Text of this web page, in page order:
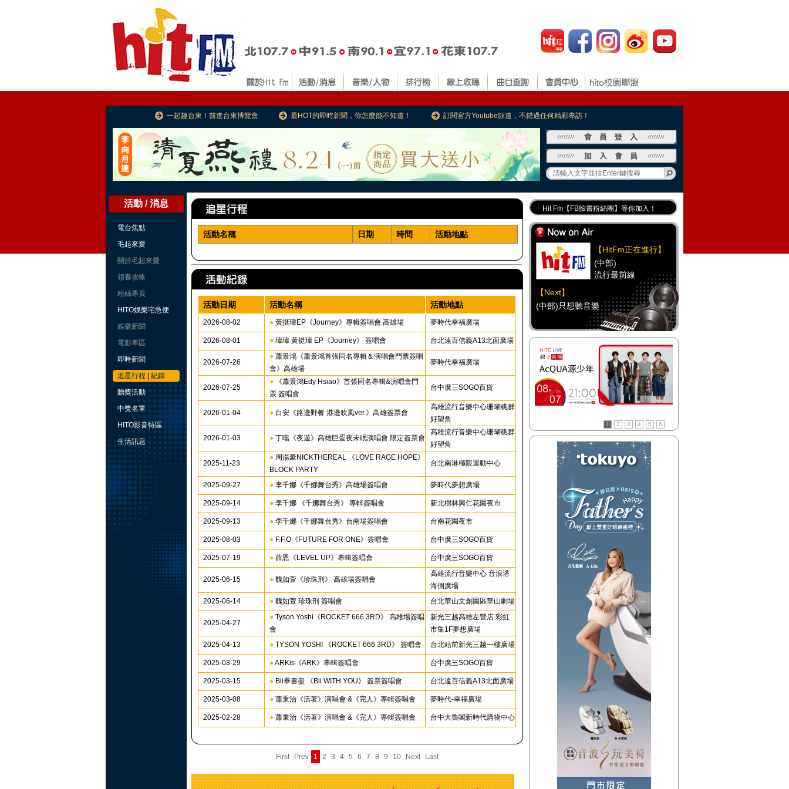
一起趣台東！前進台東博覽會 最HOT的即時新聞，你怎麼能不知道！ 訂閱官方Youtube頻道，不錯過任何精彩專訪！
活動 / 消息
電台焦點
毛起來愛
關於毛起來愛
領養攻略
粉絲專頁
HITO娛樂宅急便
娛樂新聞
電影專區
即時新聞
追星行程 | 紀錄
贈獎活動
中獎名單
HITO影音特區
生活訊息
活動名稱 日期 時間 活動地點
活動日期 活動名稱 活動地點
2026-08-02 ● 黃挺瑋EP《Journey》專輯簽唱會 高雄場 夢時代幸福廣場
2026-08-01 ● 瑋瑋 黃挺瑋 EP《Journey》 簽唱會 台北遠百信義A13北面廣場
2026-07-26
● 蕭景鴻《蕭景鴻首張同名專輯＆演唱會門票簽唱
會》高雄場
夢時代幸福廣場
2026-07-25
●
《蕭景鴻Edy Hsiao》首張同名專輯&演唱會門
票 簽唱會
台中廣三SOGO百貨
2026-01-04 ● 白安《路邊野餐 港邊吹風ver.》高雄簽票會
高雄流行音樂中心珊瑚礁群
好望角
2026-01-03 ● 丁噹《夜遊》高雄巨蛋夜未眠演唱會 限定簽票會
高雄流行音樂中心珊瑚礁群
好望角
2025-11-23
● 周湯豪NICKTHEREAL 《LOVE RAGE HOPE》
BLOCK PARTY
台北南港極限運動中心
2025-09-27 ● 李千娜《千娜舞台秀》高雄場簽唱會 夢時代夢想廣場
2025-09-14 ● 李千娜 《千娜舞台秀》 專輯簽唱會 新北樹林興仁花園夜市
2025-09-13 ● 李千娜《千娜舞台秀》台南場簽唱會 台南花園夜市
2025-08-03 ● F.F.O《FUTURE FOR ONE》簽唱會 台中廣三SOGO百貨
2025-07-19 ● 薛恩《LEVEL UP》專輯簽唱會 台中廣三SOGO百貨
2025-06-15 ● 魏如萱《珍珠刑》 高雄場簽唱會
高雄流行音樂中心 音浪塔
海側廣場
2025-06-14
● 魏如萱 珍珠刑 簽唱會 台北華山文創園區華山劇場
2025-04-27
● Tyson Yoshi《ROCKET 666 3RD》 高雄場簽唱
會
新光三越高雄左營店 彩虹
市集1F夢想廣場
2025-04-13
● TYSON YOSHI 《ROCKET 666 3RD》 簽唱會 台北站前新光三越一樓廣場
2025-03-29 ●ARKis《ARK》專輯簽唱會 台中廣三SOGO百貨
2025-03-15 ● Bii畢書盡 《Bii WITH YOU》 簽票簽唱會 台北遠百信義A13北面廣場
2025-03-08 ● 蕭秉治《活著》演唱會 &《完人》專輯簽唱會 夢時代-幸福廣場
2025-02-28 ● 蕭秉治《活著》演唱會 &《完人》專輯簽唱會 台中大魯閣新時代購物中心
First Prev 1 2 3 4 5 6 7 8 9 10 Next Last
Hit Fm【FB臉書粉絲團】等你加入！
最專業《DJ推薦》好音樂千萬別錯過！
好康報報 最新優惠訊息都在這！
Hit Fm的【IG】新鮮又好玩快加入！
【HitFm正在進行】
(中部)
流行最前線
【Next】
(中部)只想聽音樂
【HitFm正在進行】
(南部)
流行最前線
【Next】
(南部)HAPPY DJ-Tracy
【HitFm正在進行】
流行最前線
【Next】
(宜蘭)GOOD MORNING YI-LAN
【HitFm正在進行】
流行最精選
(花東)早安東台灣
【HitFm正在進行】
(北部)
流行最前線
(北部)只想聽音樂
1 2 3 4 5 6